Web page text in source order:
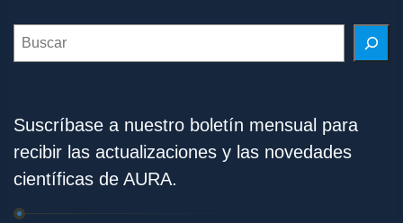
Search
Suscríbase a nuestro boletín mensual para
recibir las actualizaciones y las novedades
científicas de AURA.